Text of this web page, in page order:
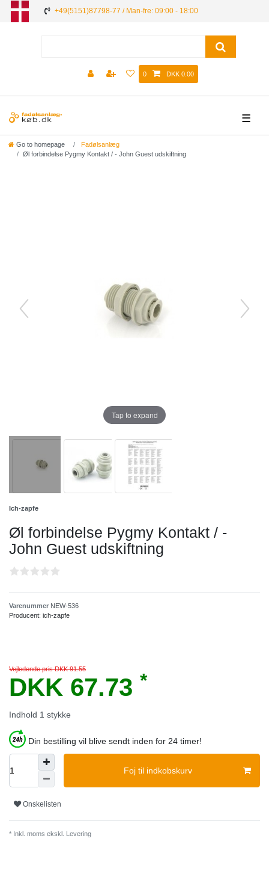
+49(5151)87798-77 / Man-fre: 09:00 - 18:00
0 DKK 0.00
☰
Go to homepage
Fadølsanlæg
Øl forbindelse Pygmy Kontakt / - John Guest udskiftning
Tap to expand
Ich-zapfe
Øl forbindelse Pygmy Kontakt / -
John Guest udskiftning
Varenummer NEW-536
Producent: ich-zapfe
Vejledende pris DKK 91.55
DKK 67.73 *
Indhold 1 stykke
Din bestilling vil blive sendt inden for 24 timer!
Foj til indkobskurv
Onskelisten
* Inkl. moms ekskl. Levering